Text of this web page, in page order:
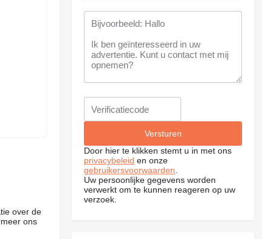
over de
ons
Door hier te klikken stemt u in met ons
privacybeleid en onze
gebruikersvoorwaarden
Uw persoonlijke gegevens worden
verwerkt om te kunnen reageren op uw
verzoek.